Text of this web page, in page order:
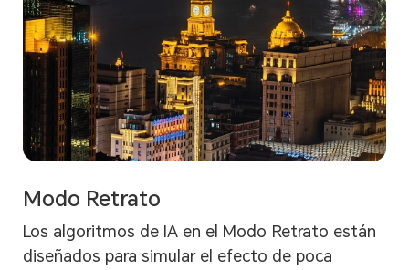
Modo Retrato
Los algoritmos de IA en el Modo Retrato están
diseñados para simular el efecto de poca